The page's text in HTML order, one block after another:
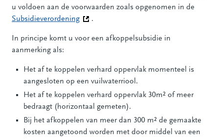
u voldoen aan de voorwaarden zoals opgenomen in de
Subsidieverordening (Deze link gaat naar een andere website)
.
In principe komt u voor een afkoppelsubsidie in
aanmerking als:
Het af te koppelen verhard oppervlak momenteel is
aangesloten op een vuilwaterriool.
Het af te koppelen verhard oppervlak 30m² of meer
bedraagt (horizontaal gemeten).
Bij het afkoppelen van meer dan 300 m² de gemaakte
kosten aangetoond worden met door middel van een